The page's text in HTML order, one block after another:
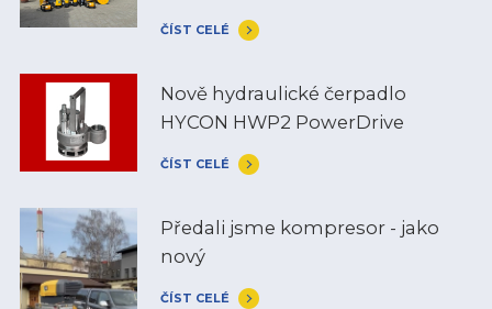
ČÍST CELÉ
Nově hydraulické čerpadlo
HYCON HWP2 PowerDrive
ČÍST CELÉ
Předali jsme kompresor - jako
nový
ČÍST CELÉ